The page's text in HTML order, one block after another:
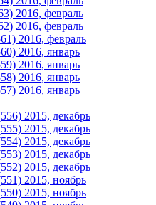
2016, февраль
2016, февраль
2016, февраль
2016, январь
2016, январь
2016, январь
2016, январь
2015, декабрь
2015, декабрь
2015, декабрь
2015, декабрь
2015, декабрь
2015, ноябрь
2015, ноябрь